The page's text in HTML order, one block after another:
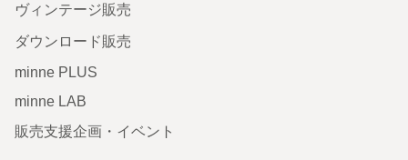
ヴィンテージ販売
ダウンロード販売
minne PLUS
minne LAB
販売支援企画・イベント